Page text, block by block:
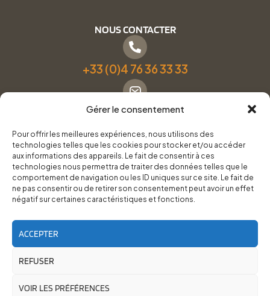
Gérer le consentement
Pour offrir les meilleures expériences, nous utilisons des
technologies telles que les cookies pour stocker et/ou accéder
aux informations des appareils. Le fait de consentir à ces
technologies nous permettra de traiter des données telles que le
comportement de navigation ou les ID uniques sur ce site. Le fait de
ne pas consentir ou de retirer son consentement peut avoir un effet
négatif sur certaines caractéristiques et fonctions.
ACCEPTER
REFUSER
VOIR LES PRÉFÉRENCES
NOUS CONTACTER
+33 (0)4 76 36 33 33
Formulaire de contact
Pneus Services Loisirs - Garage Point S - 28 Bd Denfert
Rochereau, 38500 Voiron
RoadTrip Équipement/Pneus Services Loisirs - 2026